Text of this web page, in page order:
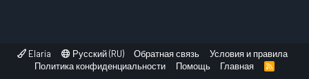
Elaria Русский (RU) Обратная связь
Условия и правила
Политика конфиденциальности
Помощь Главная
R